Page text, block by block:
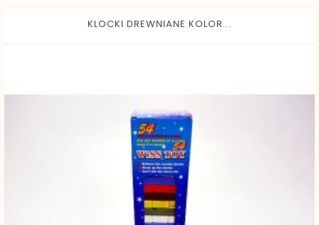
KLOCKI DREWNIANE KOLOR...